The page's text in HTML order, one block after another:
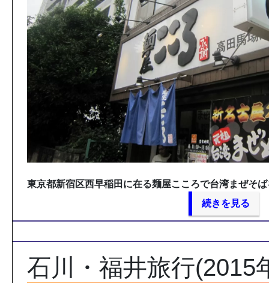
東京都新宿区西早稲田に在る麺屋こころで台湾まぜそ
続きを見る
石川・福井旅行(2015